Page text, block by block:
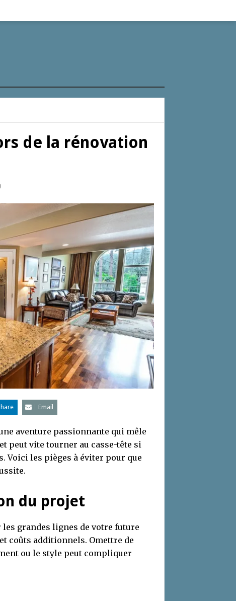
de la rénovation
Email
aventure passionnante qui mêle
peut vite tourner au casse-tête si
Voici les pièges à éviter pour que
du projet
grandes lignes de votre future
coûts additionnels. Omettre de
ou le style peut compliquer